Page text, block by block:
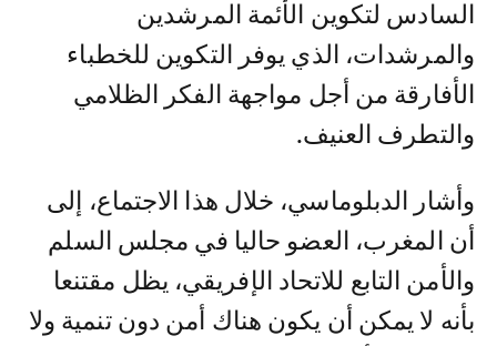
السادس لتكوين الأئمة المرشدين
والمرشدات، الذي يوفر التكوين للخطباء
الأفارقة من أجل مواجهة الفكر الظلامي
والتطرف العنيف.
وأشار الدبلوماسي، خلال هذا الاجتماع، إلى
أن المغرب، العضو حاليا في مجلس السلم
والأمن التابع للاتحاد الإفريقي، يظل مقتنعا
بأنه لا يمكن أن يكون هناك أمن دون تنمية ولا